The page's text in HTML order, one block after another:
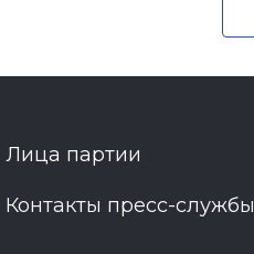
Лица партии
Контакты пресс-службы